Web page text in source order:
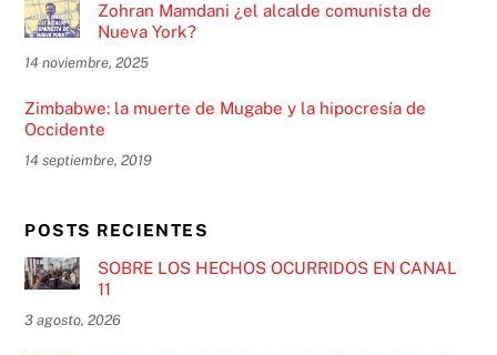
Zohran Mamdani ¿el alcalde comunista de
Nueva York?
14 noviembre, 2025
Zimbabwe: la muerte de Mugabe y la hipocresía de
Occidente
14 septiembre, 2019
POSTS RECIENTES
SOBRE LOS HECHOS OCURRIDOS EN CANAL
11
3 agosto, 2026